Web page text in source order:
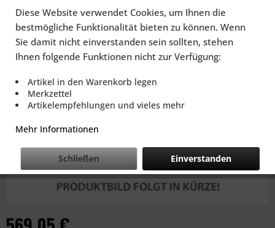
Diese Website verwendet Cookies, um Ihnen die
bestmögliche Funktionalität bieten zu können. Wenn
Sie damit nicht einverstanden sein sollten, stehen
Ihnen folgende Funktionen nicht zur Verfügung:
Artikel in den Warenkorb legen
Merkzettel
Artikelempfehlungen und vieles mehr
Mehr Informationen
Einverstanden
Schließen